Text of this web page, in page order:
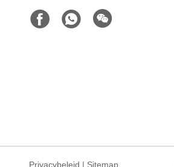
Privacybeleid | Sitemap